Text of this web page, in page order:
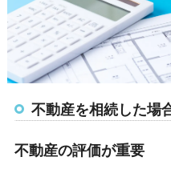
不動産を相続した場
不動産の評価が重要